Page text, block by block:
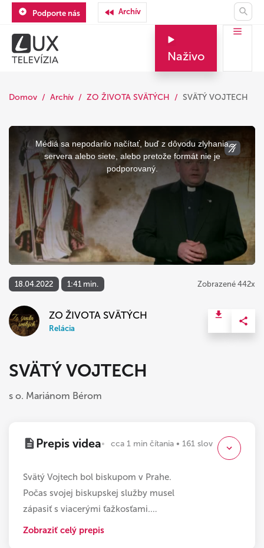
Podporte nás Archív
Naživo
Domov Archív ZO ŽIVOTA SVÄTÝCH SVÄTÝ VOJTECH
This
window.
Médiá sa nepodarilo načítať, buď z dôvodu zlyhania
servera alebo siete, alebo pretože formát nie je
podporovaný.
18.04.2022 1:41 min. Zobrazené 442x
ZO ŽIVOTA SVÄTÝCH
Relácia
SVÄTÝ VOJTECH
s o. Mariánom Bérom
Prepis videa cca 1 min čítania • 161 slov
Svätý Vojtech bol biskupom v Prahe.
Počas svojej biskupskej služby musel
zápasiť s viacerými ťažkosťami.…
Zobraziť celý prepis